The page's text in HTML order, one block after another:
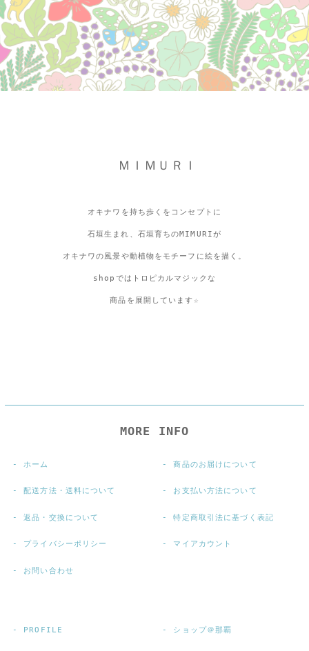
ＭＩＭＵＲＩ
オキナワを持ち歩くをコンセプトに
石垣生まれ、石垣育ちのMIMURIが
オキナワの風景や動植物をモチーフに絵を描く。
shopではトロピカルマジックな
商品を展開しています☆
MORE INFO
ホーム 商品のお届けについて
配送方法・送料について お支払い方法について
返品・交換について 特定商取引法に基づく表記
プライバシーポリシー マイアカウント
お問い合わせ
PROFILE ショップ＠那覇